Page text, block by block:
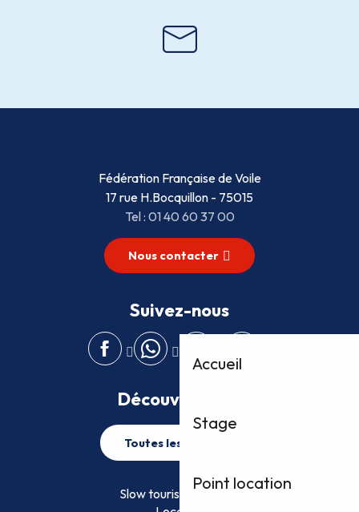
Accueil
Stage
Point location
Fédération Française de Voile
17 rue H.Bocquillon - 75015
Tel : 01 40 60 37 00
Nous contacter
Suivez-nous
Découvrez plus
Toutes les activités
Slow tourisme FFVoile